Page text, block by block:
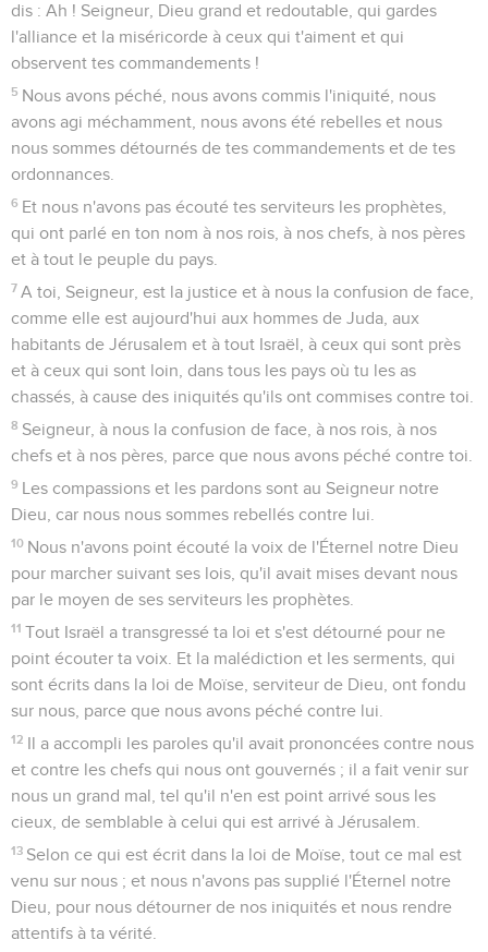
dis : Ah ! Seigneur, Dieu grand et redoutable, qui gardes
l'alliance et la miséricorde à ceux qui t'aiment et qui
observent tes commandements !
5 Nous avons péché, nous avons commis l'iniquité, nous
avons agi méchamment, nous avons été rebelles et nous
nous sommes détournés de tes commandements et de tes
ordonnances.
6 Et nous n'avons pas écouté tes serviteurs les prophètes,
qui ont parlé en ton nom à nos rois, à nos chefs, à nos pères
et à tout le peuple du pays.
7 A toi, Seigneur, est la justice et à nous la confusion de face,
comme elle est aujourd'hui aux hommes de Juda, aux
habitants de Jérusalem et à tout Israël, à ceux qui sont près
et à ceux qui sont loin, dans tous les pays où tu les as
chassés, à cause des iniquités qu'ils ont commises contre toi.
8 Seigneur, à nous la confusion de face, à nos rois, à nos
chefs et à nos pères, parce que nous avons péché contre toi.
9 Les compassions et les pardons sont au Seigneur notre
Dieu, car nous nous sommes rebellés contre lui.
10 Nous n'avons point écouté la voix de l'Éternel notre Dieu
pour marcher suivant ses lois, qu'il avait mises devant nous
par le moyen de ses serviteurs les prophètes.
11 Tout Israël a transgressé ta loi et s'est détourné pour ne
point écouter ta voix. Et la malédiction et les serments, qui
sont écrits dans la loi de Moïse, serviteur de Dieu, ont fondu
sur nous, parce que nous avons péché contre lui.
12 Il a accompli les paroles qu'il avait prononcées contre nous
et contre les chefs qui nous ont gouvernés ; il a fait venir sur
nous un grand mal, tel qu'il n'en est point arrivé sous les
cieux, de semblable à celui qui est arrivé à Jérusalem.
13 Selon ce qui est écrit dans la loi de Moïse, tout ce mal est
venu sur nous ; et nous n'avons pas supplié l'Éternel notre
Dieu, pour nous détourner de nos iniquités et nous rendre
attentifs à ta vérité.